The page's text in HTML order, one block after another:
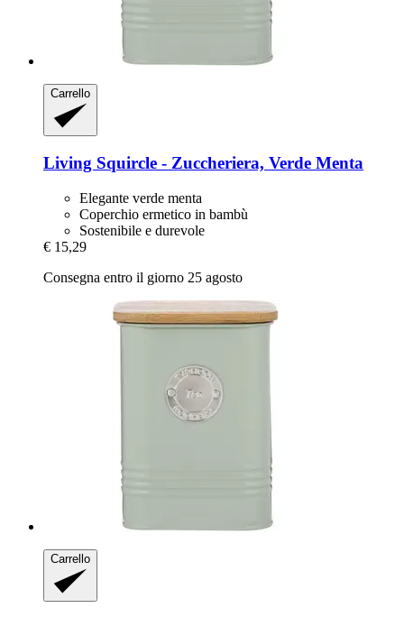
Carrello
Living Squircle -​ Zuccheriera, Verde Menta
Elegante verde menta
Coperchio ermetico in bambù
Sostenibile e durevole
€ 15,29
Consegna entro il giorno 25 agosto
Carrello